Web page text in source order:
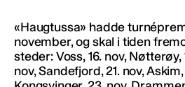
«Haugtussa» hadde
november, og skal i tiden
steder: Voss, 16. nov, Nøtterøy,
nov, Sandefjord, 21. nov,